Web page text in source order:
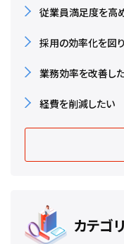
従業員満足度を高
採用の効率化を図
業務効率を改善し
経費を削減したい
カテゴ